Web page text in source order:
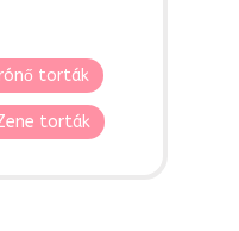
torták
torták